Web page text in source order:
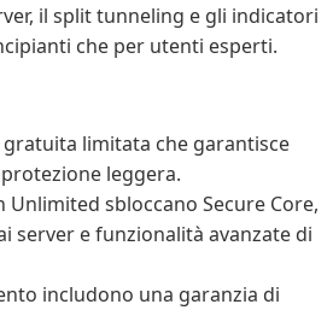
il split tunneling e gli indicatori
che per utenti esperti.
limitata che garantisce
leggera.
Unlimited sbloccano Secure Core,
server e funzionalità avanzate di
includono una garanzia di